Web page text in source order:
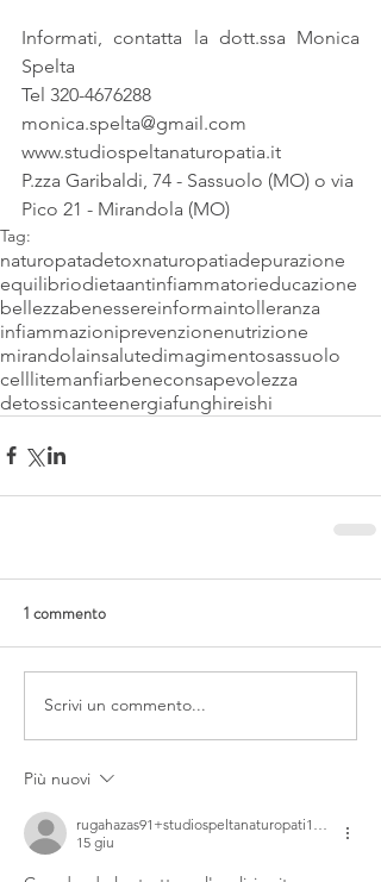
Informati, contatta la dott.ssa Monica
Spelta
Tel 320-4676288
monica.spelta@gmail.com
www.studiospeltanaturopatia.it
P.zza Garibaldi, 74 - Sassuolo (MO) o via
Pico 21 - Mirandola (MO)
Tag:
naturopatadetoxnaturopatiadepurazione
equilibriodietaantinfiammatorieducazione
bellezzabenessereinformaintolleranza
infiammazioniprevenzionenutrizione
mirandolainsalutedimagimentosassuolo
celllitemanfiarbeneconsapevolezza
detossicanteenergiafunghireishi
1 commento
Scrivi un commento...
Più nuovi
15 giu